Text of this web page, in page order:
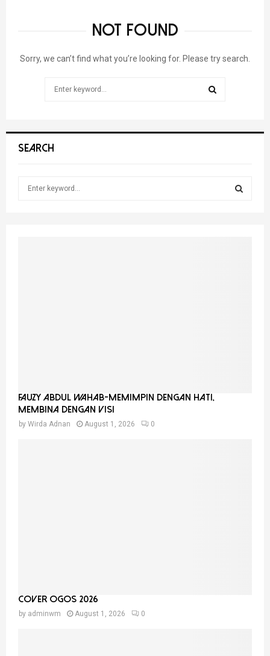
NOT FOUND
Sorry, we can’t find what you’re looking for. Please try search.
SEARCH
FAUZY ABDUL WAHAB-MEMIMPIN DENGAN HATI,
MEMBINA DENGAN VISI
by Wirda Adnan August 1, 2026 0
Cover Ogos 2026
by adminwm August 1, 2026 0